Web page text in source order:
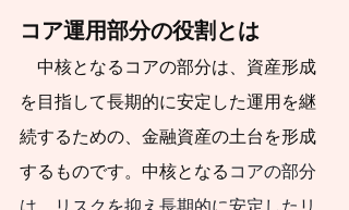
協会の金融・証券イ
ンストラクター、投
資信託協会の登録講
師、日本学生支援機
構認定スカラシッ
プ・アドバイザー、
コア運用部分の役割とは
中核となるコアの部分は、資産形成
を目指して長期的に安定した運用を継
続するための、金融資産の土台を形成
するものです。中核となる コアの部分